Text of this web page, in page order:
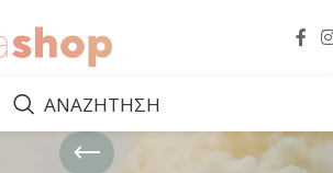
ΑΝΑΖΗΤΗΣΗ